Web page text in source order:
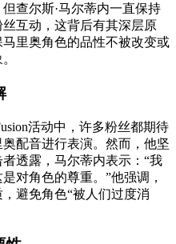
查尔斯·马尔蒂内一直保持
互动，这背后有其深层原
里奥角色的品性不被改变或
活动中，许多粉丝都期待
配音进行表演。然而，他坚
透露，马尔蒂内表示：“我
对角色的尊重。”他强调，
避免角色“被人们过度消